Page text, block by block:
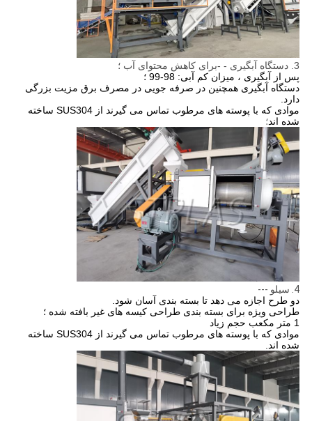
3. دستگاه آبگیری - -
برای کاهش محتوای آب ؛
پس از آبگیری ، میزان کم آبی: 98-99 ؛
دستگاه آبگیری همچنین در صرفه جویی در مصرف برق مزیت بزرگی
دارد.
موادی که با پوسته های مرطوب تماس می گیرند از SUS304 ساخته
شده اند؛
4. سیلو ---
دو طرح اجازه می دهد تا بسته بندی آسان شود.
طراحی ویژه برای بسته بندی طراحی کیسه های غیر بافته شده ؛
1 متر مکعب حجم زیاد
موادی که با پوسته های مرطوب تماس می گیرند از SUS304 ساخته
شده اند.